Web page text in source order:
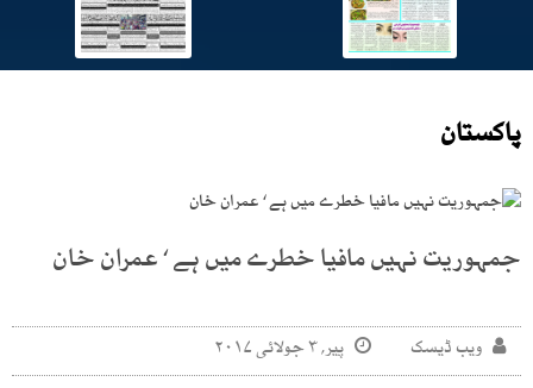
پاکستان
جمہوریت نہیں مافیا خطرے میں ہے ‘ عمران خان
ویب ڈیسک
پیر, ۳ جولائی ۲۰۱۷